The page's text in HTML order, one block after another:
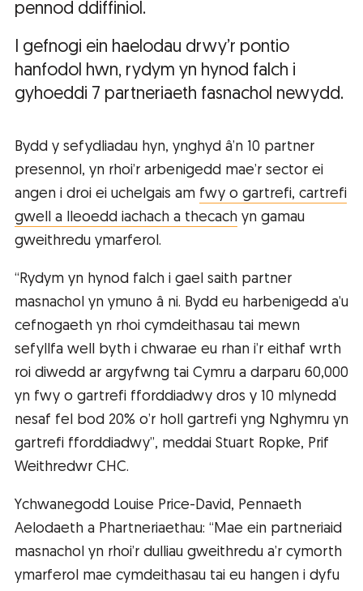
pennod ddiffiniol.
I gefnogi ein haelodau drwy’r pontio
hanfodol hwn, rydym yn hynod falch i
gyhoeddi 7 partneriaeth fasnachol newydd.
Bydd y sefydliadau hyn, ynghyd â’n 10 partner
presennol, yn rhoi’r arbenigedd mae’r sector ei
angen i droi ei uchelgais am fwy o gartrefi, cartrefi
gwell a lleoedd iachach a thecach yn gamau
gweithredu ymarferol.
“Rydym yn hynod falch i gael saith partner
masnachol yn ymuno â ni. Bydd eu harbenigedd a’u
cefnogaeth yn rhoi cymdeithasau tai mewn
sefyllfa well byth i chwarae eu rhan i’r eithaf wrth
roi diwedd ar argyfwng tai Cymru a darparu 60,000
yn fwy o gartrefi fforddiadwy dros y 10 mlynedd
nesaf fel bod 20% o’r holl gartrefi yng Nghymru yn
gartrefi fforddiadwy”, meddai Stuart Ropke, Prif
Weithredwr CHC.
Ychwanegodd Louise Price-David, Pennaeth
Aelodaeth a Phartneriaethau: “Mae ein partneriaid
masnachol yn rhoi’r dulliau gweithredu a’r cymorth
ymarferol mae cymdeithasau tai eu hangen i dyfu